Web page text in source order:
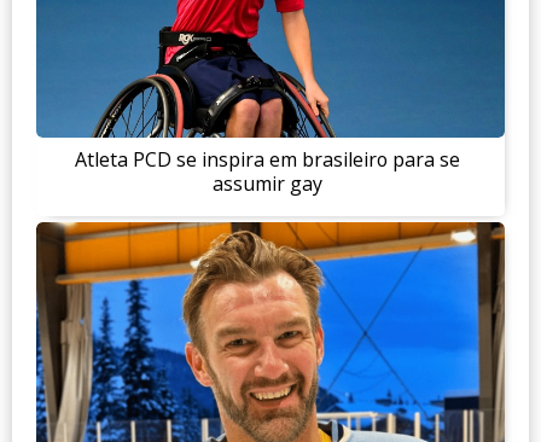
Atleta PCD se inspira em brasileiro para se
assumir gay